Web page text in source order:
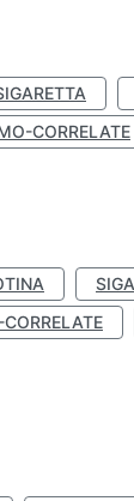
CORRELATE